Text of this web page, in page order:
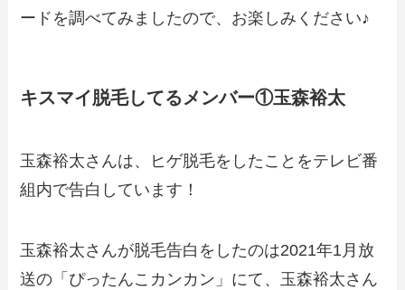
ードを調べてみましたので、お楽しみください♪
キスマイ脱毛してるメンバー①玉森裕太
玉森裕太さんは、ヒゲ脱毛をしたことをテレビ番
組内で告白しています！
玉森裕太さんが脱毛告白をしたのは2021年1月放
送の「ぴったんこカンカン」にて、玉森裕太さん